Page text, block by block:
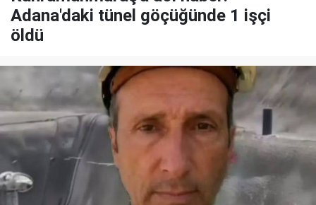
Adana'daki tünel göçüğünde 1 işçi
öldü